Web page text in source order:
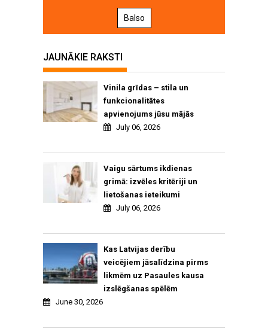
Balso
JAUNĀKIE RAKSTI
Vinila grīdas – stila un
funkcionalitātes
apvienojums jūsu mājās
July 06, 2026
Vaigu sārtums ikdienas
grimā: izvēles kritēriji un
lietošanas ieteikumi
July 06, 2026
Kas Latvijas derību
veicējiem jāsalīdzina pirms
likmēm uz Pasaules kausa
izslēgšanas spēlēm
June 30, 2026